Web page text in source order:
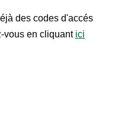
des codes d'accés
vous en cliquant ici